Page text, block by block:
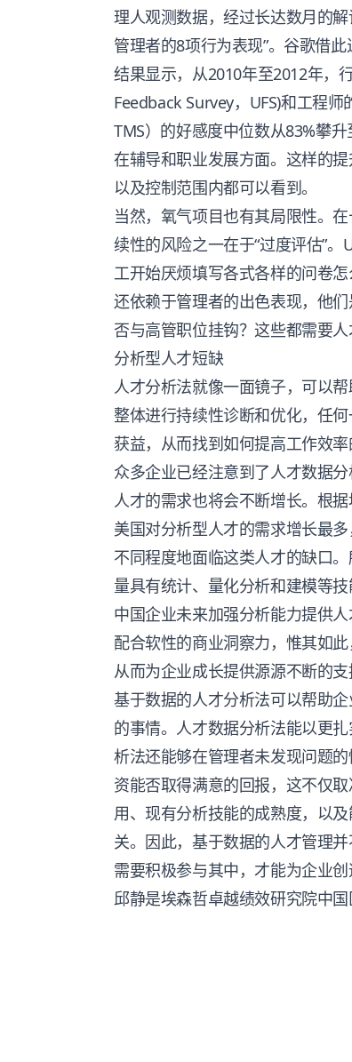
理人观测数据，经过长达数月的
管理者的8项行为表现”。谷歌借此
结果显示，从2010年至2012年，
Feedback Survey，UFS)和工程
TMS）的好感度中位数从83%攀
在辅导和职业发展方面。这样的
以及控制范围内都可以看到。
当然，氧气项目也有其局限性。
续性的风险之一在于“过度评估”
工开始厌烦填写各式各样的问卷
还依赖于管理者的出色表现，他
否与高管职位挂钩？这些都需要
分析型人才短缺
人才分析法就像一面镜子，可以
整体进行持续性诊断和优化，任
获益，从而找到如何提高工作效率
众多企业已经注意到了人才数据
人才的需求也将会不断增长。根
美国对分析型人才的需求增长最
不同程度地面临这类人才的缺口
量具有统计、量化分析和建模等
中国企业未来加强分析能力提供
配合软性的商业洞察力，惟其如
从而为企业成长提供源源不断的支
基于数据的人才分析法可以帮助
的事情。人才数据分析法能以更
析法还能够在管理者未发现问题
资能否取得满意的回报，这不仅
用、现有分析技能的成熟度，以
关。因此，基于数据的人才管理
需要积极参与其中，才能为企业创
邱静是埃森哲卓越绩效研究院中国